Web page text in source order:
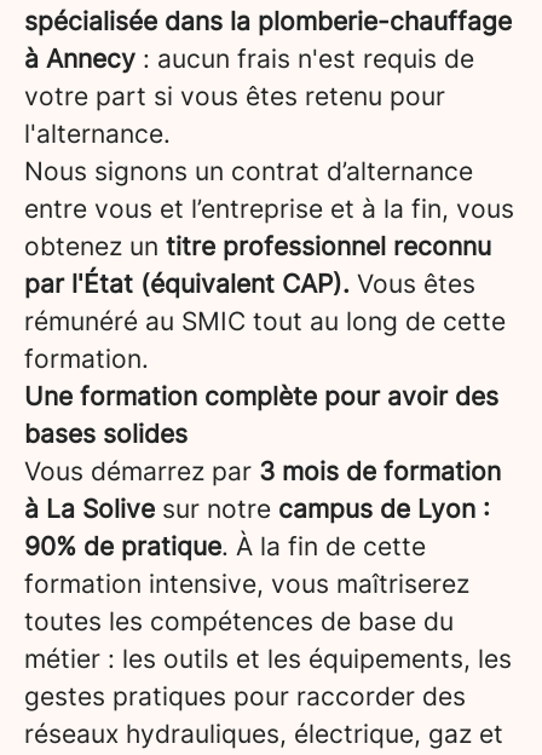
spécialisée dans la plomberie-chauffage
à Annecy : aucun frais n'est requis de
votre part si vous êtes retenu pour
l'alternance.
Nous signons un contrat d’alternance
entre vous et l’entreprise et à la fin, vous
obtenez un titre professionnel reconnu
par l'État (équivalent CAP). Vous êtes
rémunéré au SMIC tout au long de cette
formation.
Une formation complète pour avoir des
bases solides
Vous démarrez par 3 mois de formation
à La Solive sur notre campus de Lyon :
90% de pratique. À la fin de cette
formation intensive, vous maîtriserez
toutes les compétences de base du
métier : les outils et les équipements, les
gestes pratiques pour raccorder des
réseaux hydrauliques, électrique, gaz et